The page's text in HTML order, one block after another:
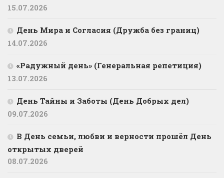
15.07.2026
День Мира и Согласия (Дружба без границ)
14.07.2026
«Радужный день» (Генеральная репетиция)
13.07.2026
День Тайны и Заботы (День Добрых дел)
09.07.2026
В День семьи, любви и верности прошёл День
открытых дверей
08.07.2026